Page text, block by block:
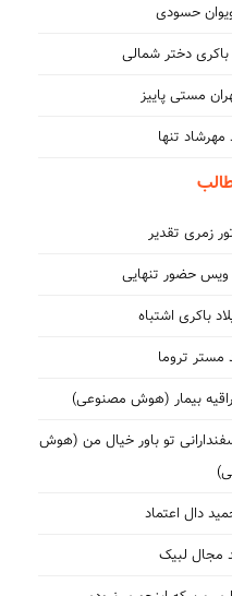
حسودی
باکری دختر شمالی
مستی پاییز
تنها
زمری تقدیر
ویس حضور تنهایی
باکری اشتباه
مستر تروما
بیمار (هوش مصنوعی)
تو باور خیال من (هوش
دال اعتماد
مجال لبیک